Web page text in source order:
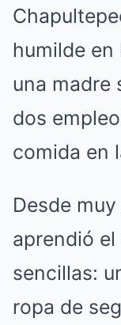
humilde
una madre
dos
comida en
Desde
aprendió
sencillas:
ropa de